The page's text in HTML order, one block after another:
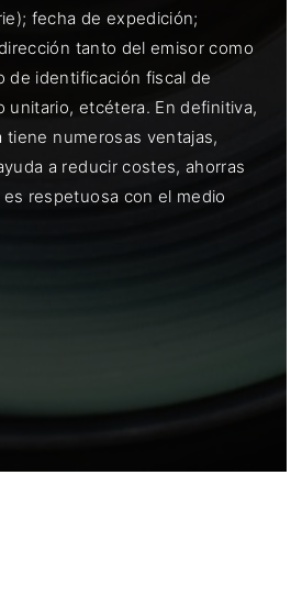
fecha de expedición;
tanto del emisor como
de identificación fiscal de
unitario, etcétera. En definitiva,
tiene numerosas ventajas,
a reducir costes, ahorras
respetuosa con el medio